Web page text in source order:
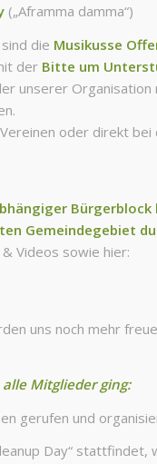
(„Aframma damma“)
die Musikusse
der Bitte um
unserer
oder direkt bei
Bürgerblock
Gemeindegebiet
Videos sowie hier:
uns noch mehr
alle Mitgliederging:
gerufen und
Day“ stattfindet,